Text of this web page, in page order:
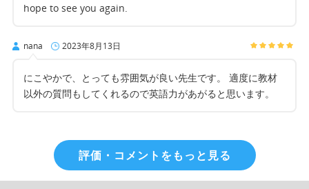
hope to see you again.
nana 2023年8月13日
にこやかで、とっても雰囲気が良い先生です。 適度に教材
以外の質問もしてくれるので英語力があがると思います。
評価・コメントをもっと見る